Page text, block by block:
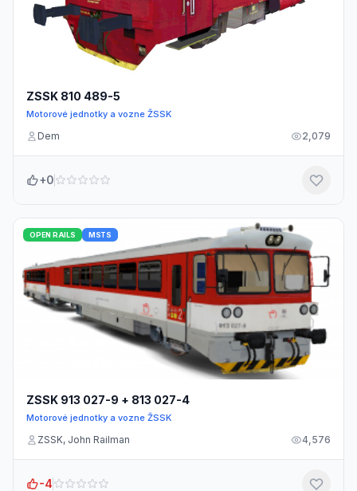
ZSSK 810 489-5
Motorové jednotky a vozne ŽSSK
Dem 2,079
+0
OPEN RAILS MSTS
ZSSK 913 027-9 + 813 027-4
Motorové jednotky a vozne ŽSSK
ZSSK, John Railman 4,576
-4